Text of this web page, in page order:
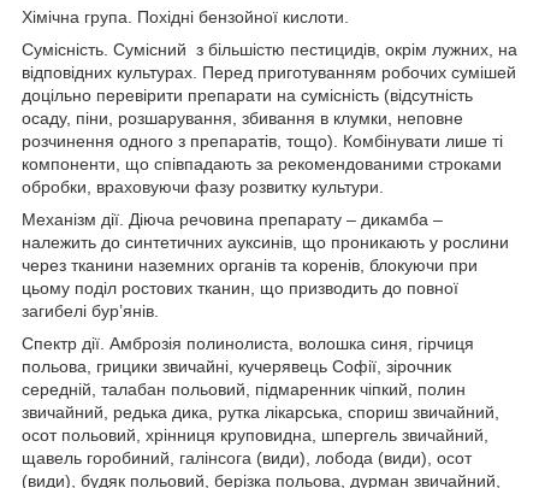
Хімічна група. Похідні бензойної кислоти.
Сумісність. Сумісний з більшістю пестицидів, окрім лужних, на
відповідних культурах. Перед приготуванням робочих сумішей
доцільно перевірити препарати на сумісність (відсутність
осаду, піни, розшарування, збивання в клумки, неповне
розчинення одного з препаратів, тощо). Комбінувати лише ті
компоненти, що співпадають за рекомендованими строками
обробки, враховуючи фазу розвитку культури.
Механізм дії. Діюча речовина препарату – дикамба –
належить до синтетичних ауксинів, що проникають у рослини
через тканини наземних органів та коренів, блокуючи при
цьому поділ ростових тканин, що призводить до повної
загибелі бур’янів.
Спектр дії. Амброзія полинолиста, волошка синя, гірчиця
польова, грицики звичайні, кучерявець Софії, зірочник
середній, талабан польовий, підмаренник чіпкий, полин
звичайний, редька дика, рутка лікарська, спориш звичайний,
осот польовий, хрінниця круповидна, шпергель звичайний,
щавель горобиний, галінсога (види), лобода (види), осот
(види), будяк польовий, берізка польова, дурман звичайний,